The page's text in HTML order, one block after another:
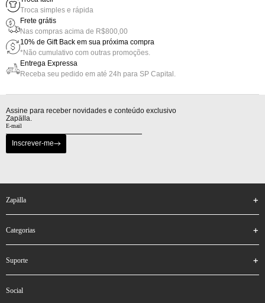
Troca simples e rápida
Frete grátis
Nas compras acima de R$800,00
10% de Gift Back em sua próxima compra
*Não cumulativo com outras promoções.
Entrega Expressa
Receba seu pedido em até 24h para SP Capital.
Assine para receber novidades e conteúdo exclusivo
Zapälla.
Inscrever-me
zapälla
categorias
suporte
social